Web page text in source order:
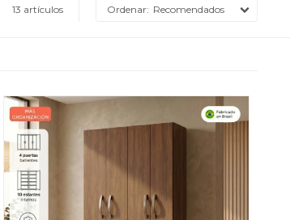
13 artículos Recomendados